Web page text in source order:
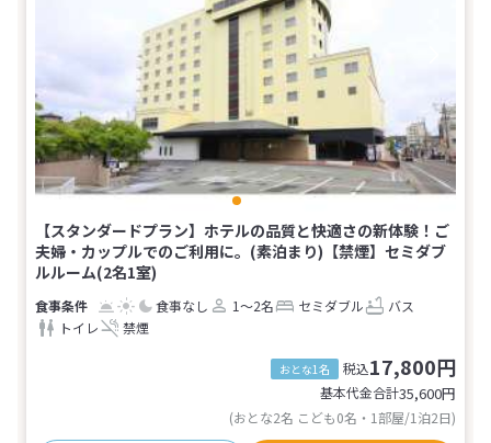
【スタンダードプラン】ホテルの品質と快適さの新体験！ご
夫婦・カップルでのご利用に。(素泊まり)【禁煙】セミダブ
ルルーム(2名1室)
食事なし 1～2名 セミダブル
バス
トイレ
禁煙
おとな1名 税込17,800円
基本代金合計35,600円
(おとな2名 こども0名・1部屋/1泊2日)